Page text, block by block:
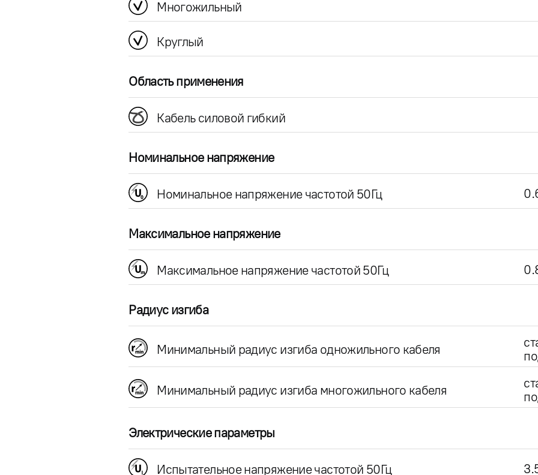
Многожильный
Круглый
Область применения
Кабель силовой гибкий
Номинальное напряжение
Номинальное напряжение частотой 50Гц
Максимальное напряжение
Максимальное напряжение частотой 50Гц
Радиус изгиба
Минимальный радиус изгиба одножильного кабеля
Минимальный радиус изгиба многожильного кабеля
Электрические параметры
Испытательное напряжение частотой 50Гц